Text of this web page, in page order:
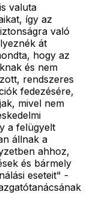
valuta
így az
való
át
hogy az
és nem
rendszeres
fedezésére,
mivel nem
a felügyelt
állnak a
ahhoz,
és bármely
eseteit" -